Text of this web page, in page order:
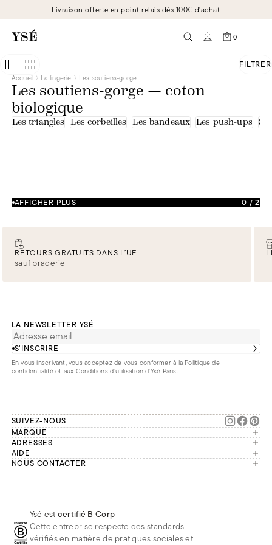
Livraison offerte en point relais dès 100€ d'achat
0
FILTRER
Accueil La lingerie Les soutiens-gorge
Les soutiens-gorge — coton
biologique
Les triangles Les corbeilles Les bandeaux Les push-ups
AFFICHER PLUS 0 /2
RETOURS GRATUITS DANS L’UE
sauf braderie
LA NEWSLETTER YSÉ
S’INSCRIRE
En vous inscrivant, vous acceptez de vous conformer à la Politique de
confidentialitéet aux Conditions d'utilisation d’Ysé Paris.
SUIVEZ-NOUS
MARQUE
Manifesto
Engagements
Seconde vie
ADRESSES
Paris
France
AIDE
Mon compte
Livraisons & Retours
Foire aux questions
Réduction étudiante
NOUS CONTACTER
Téléphone
E-mail
Ysé estcertifié B Corp
Cette entreprise respecte des standards
vérifiés en matière de pratiques sociales et